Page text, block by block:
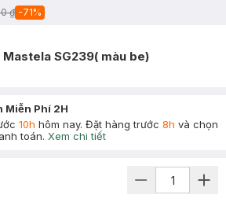
₫ -71%
SG239( màu be)
Miễn Phí 2H
10h hôm nay. Đặt hàng trước 8h và chọn
toán. Xem chi tiết